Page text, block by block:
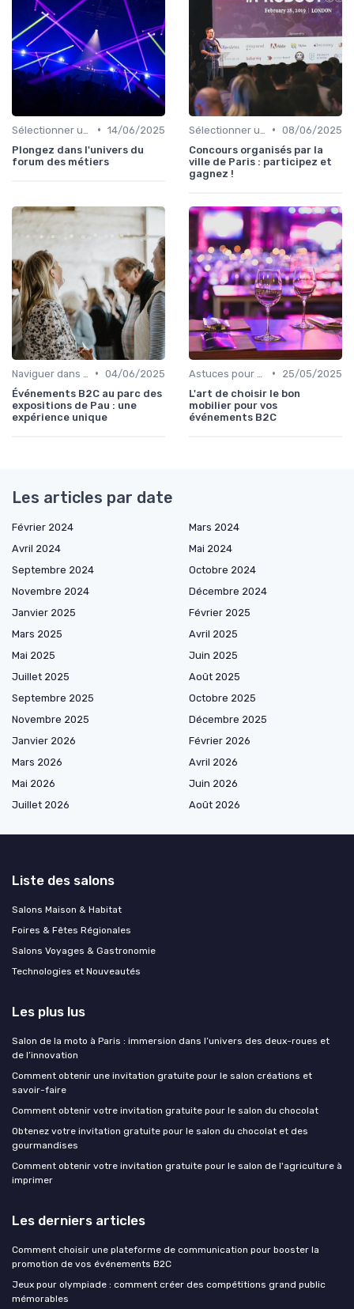
• 14/06/2025
Plongez dans l'univers du
forum des métiers
• 08/06/2025
Concours organisés par la
ville de Paris : participez et
gagnez !
• 04/06/2025
Événements B2C au parc des
expositions de Pau : une
expérience unique
•
25/05/2025
L'art de choisir le bon
mobilier pour vos
événements B2C
Les articles par date
Février 2024
Mars 2024
Avril 2024
Mai 2024
Septembre 2024
Octobre 2024
Novembre 2024
Décembre 2024
Janvier 2025
Février 2025
Mars 2025
Avril 2025
Mai 2025
Juin 2025
Juillet 2025
Août 2025
Septembre 2025
Octobre 2025
Novembre 2025
Décembre 2025
Janvier 2026
Février 2026
Mars 2026
Avril 2026
Mai 2026
Juin 2026
Juillet 2026
Août 2026
Liste des salons
Salons Maison & Habitat
Foires & Fêtes Régionales
Salons Voyages & Gastronomie
Technologies et Nouveautés
Les plus lus
Salon de la moto à Paris : immersion dans l’univers des deux-roues et
de l’innovation
Comment obtenir une invitation gratuite pour le salon créations et
savoir-faire
Comment obtenir votre invitation gratuite pour le salon du chocolat
Obtenez votre invitation gratuite pour le salon du chocolat et des
gourmandises
Comment obtenir votre invitation gratuite pour le salon de l'agriculture à
imprimer
Les derniers articles
Comment choisir une plateforme de communication pour booster la
promotion de vos événements B2C
Jeux pour olympiade : comment créer des compétitions grand public
mémorables